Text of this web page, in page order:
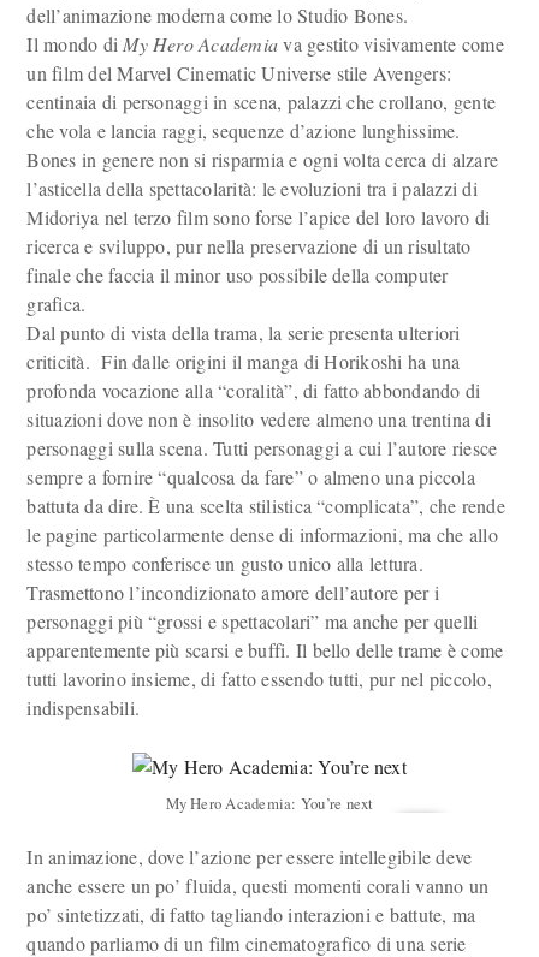
dell’animazione moderna come lo Studio Bones.
Il mondo di My Hero Academiava gestito visivamente come
un film del Marvel Cinematic Universe stile Avengers:
centinaia di personaggi in scena, palazzi che crollano, gente
che vola e lancia raggi, sequenze d’azione lunghissime.
Bones in genere non si risparmia e ogni volta cerca di alzare
l’asticella della spettacolarità: le evoluzioni tra i palazzi di
Midoriya nel terzo film sono forse l’apice del loro lavoro di
ricerca e sviluppo, pur nella preservazione di un risultato
finale che faccia il minor uso possibile della computer
grafica.
Dal punto di vista della trama, la serie presenta ulteriori
criticità. Fin dalle origini il manga di Horikoshi ha una
profonda vocazione alla “coralità”, di fatto abbondando di
situazioni dove non è insolito vedere almeno una trentina di
personaggi sulla scena. Tutti personaggi a cui l’autore riesce
sempre a fornire “qualcosa da fare” o almeno una piccola
battuta da dire. È una scelta stilistica “complicata”, che rende
le pagine particolarmente dense di informazioni, ma che allo
stesso tempo conferisce un gusto unico alla lettura.
Trasmettono l’incondizionato amore dell’autore per i
personaggi più “grossi e spettacolari” ma anche per quelli
apparentemente più scarsi e buffi. Il bello delle trame è come
tutti lavorino insieme, di fatto essendo tutti, pur nel piccolo,
indispensabili.
My Hero Academia: You’re next
In animazione, dove l’azione per essere intellegibile deve
anche essere un po’ fluida, questi momenti corali vanno un
po’ sintetizzati, di fatto tagliando interazioni e battute, ma
quando parliamo di un film cinematografico di una serie